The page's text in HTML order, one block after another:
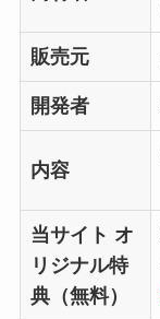
販売元
開発者
内容
当サイト オ
リジナル特
典（無料）